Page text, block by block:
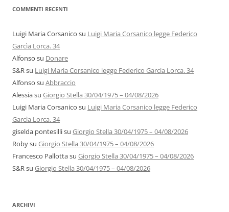
COMMENTI RECENTI
Luigi Maria Corsanico su Luigi Maria Corsanico legge Federico
Garcìa Lorca. 34
Alfonso su Donare
S&Rsu Luigi Maria Corsanico legge Federico Garcìa Lorca. 34
Alfonso su Abbraccio
Alessiasu Giorgio Stella 30/04/1975 – 04/08/2026
Luigi Maria Corsanico su Luigi Maria Corsanico legge Federico
Garcìa Lorca. 34
giselda pontesillisu Giorgio Stella 30/04/1975 – 04/08/2026
Robysu Giorgio Stella 30/04/1975 – 04/08/2026
Francesco Pallottasu Giorgio Stella 30/04/1975 – 04/08/2026
S&Rsu Giorgio Stella 30/04/1975 – 04/08/2026
ARCHIVI